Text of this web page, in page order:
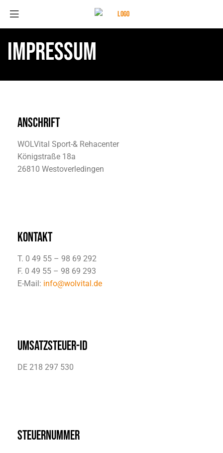
IMPRESSUM
ANSCHRIFT
WOLVital Sport-& Rehacenter
Königstraße 18a
26810 Westoverledingen
KONTAKT
T. 0 49 55 – 98 69 292
F. 0 49 55 – 98 69 293
E-Mail: info@wolvital.de
UMSATZSTEUER-ID
DE 218 297 530
STEUERNUMMER